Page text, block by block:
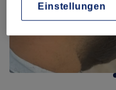
Einstellungen